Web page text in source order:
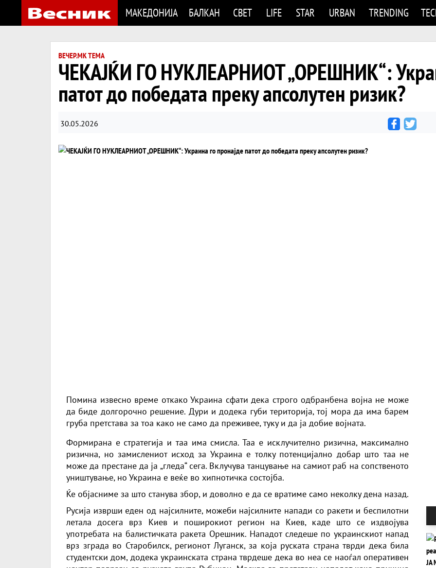
МАКЕДОНИЈА БАЛКАН СВЕТ LIFE STAR URBAN TRENDING
ВЕЧЕР.МК ТЕМА
ЧЕКАЈЌИ ГО НУКЛЕАРНИОТ „ОРЕШНИК“:
патот до победата преку апсолутен ризик?
30.05.2026
Помина извесно време откако Украина сфати дека строго одбранбена војна не може
да биде долгорочно решение. Дури и додека губи територија, тој мора да има барем
груба претстава за тоа како не само да преживее, туку и да ја добие војната.
Формирана е стратегија и таа има смисла. Таа е исклучително ризична, максимално
ризична, но замислениот исход за Украина е толку потенцијално добар што таа не
може да престане да ја „гледа“ сега. Вклучува танцување на самиот раб на сопственото
уништување, но Украина е веќе во хипнотичка состојба.
Ќе објасниме за што станува збор, и доволно е да се вратиме само неколку дена назад.
Русија изврши еден од најсилните, можеби најсилните напади со ракети и беспилотни
летала досега врз Киев и поширокиот регион на Киев, каде што се издвојува
употребата на балистичката ракета Орешник. Нападот следеше по украинскиот напад
врз зграда во Старобилск, регионот Луганск, за која руската страна тврди дека била
студентски дом, додека украинската страна тврдеше дека во неа се наоѓал оперативен